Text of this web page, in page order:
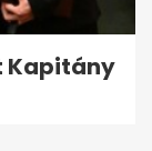
Kapitány